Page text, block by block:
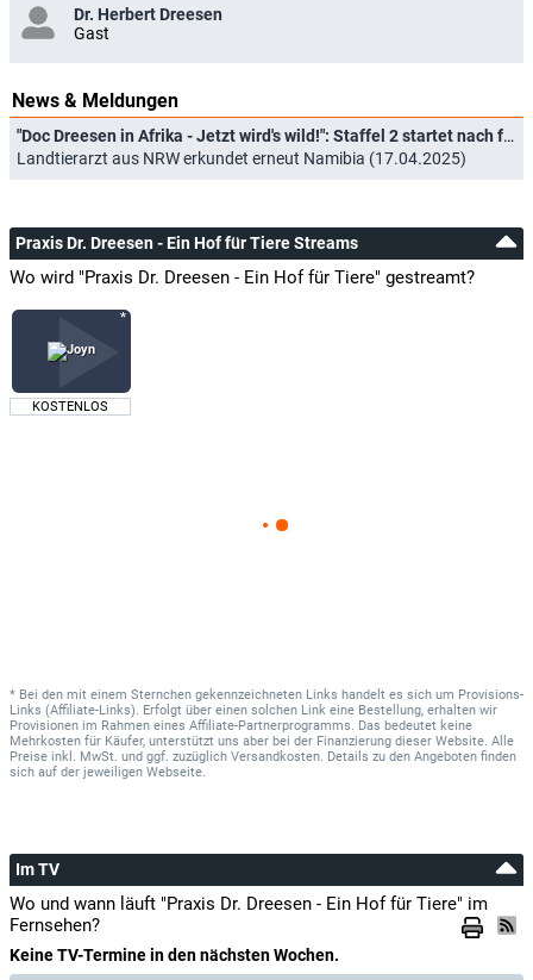
Dr. Herbert Dreesen
Gast
News & Meldungen
"Doc Dreesen in Afrika - Jetzt wird's wild!": Staffel 2 startet nach fünf Jahren Pause
Landtierarzt aus NRW erkundet erneut Namibia (17.04.2025)
Praxis Dr. Dreesen - Ein Hof für Tiere Streams
Wo wird "Praxis Dr. Dreesen - Ein Hof für Tiere" gestreamt?
KOSTENLOS
* Bei den mit einem Sternchen gekennzeichneten Links handelt es sich um Provisions-
Links (Affiliate-Links). Erfolgt über einen solchen Link eine Bestellung, erhalten wir
Provisionen im Rahmen eines Affiliate-Partnerprogramms. Das bedeutet keine
Mehrkosten für Käufer, unterstützt uns aber bei der Finanzierung dieser Website. Alle
Preise inkl. MwSt. und ggf. zuzüglich Versandkosten. Details zu den Angeboten finden
sich auf der jeweiligen Webseite.
Im TV
Wo und wann läuft "Praxis Dr. Dreesen - Ein Hof für Tiere" im
Fernsehen?
Keine TV-Termine in den nächsten Wochen.